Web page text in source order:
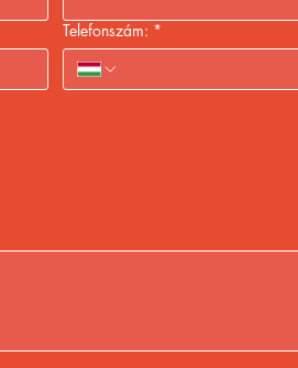
Telefonszám: *